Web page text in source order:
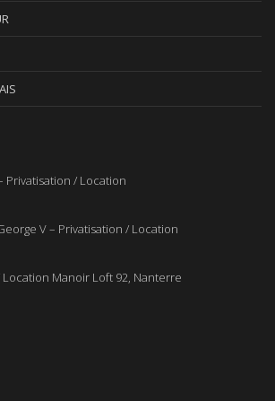
Privatisation / Location
V – Privatisation / Location
Manoir Loft 92, Nanterre